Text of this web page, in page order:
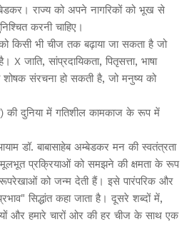
राज्य को अपने नागरिकों को भूख से
करनी चाहिए।
किसी भी चीज तक बढ़ाया जा सकता है जो
X जाति, सांप्रदायिकता, पितृसत्ता, भाषा
शोषक संरचना हो सकती है, जो मनुष्य को
की दुनिया में गतिशील कामकाज के रूप में
डॉ. बाबासाहेब अम्बेडकर मन की स्वतंत्रता
प्रक्रियाओं को समझने की क्षमता के रूप
रूपरेखाओं को जन्म देती हैं। इसे पारंपरिक और
सिद्धांत कहा जाता है। दूसरे शब्दों में,
और हमारे चारों ओर की हर चीज के साथ एक